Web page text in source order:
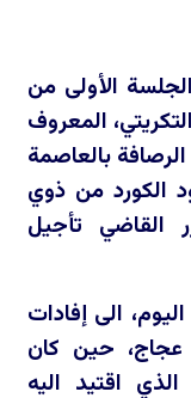
الخميس 7/5/2026، الجلسة الأولى من
المعروف
بالعاصمة
الكورد من ذوي
القاضي تأجيل
الى إفادات
عجاج، حين كان
اقتيد اليه